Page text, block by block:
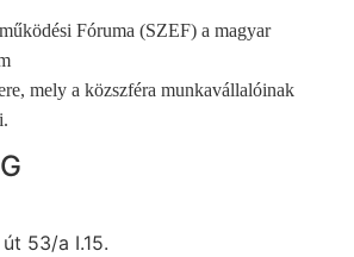
Fóruma (SZEF) a magyar
mely a közszféra munkavállalóinak
53/a I.15.